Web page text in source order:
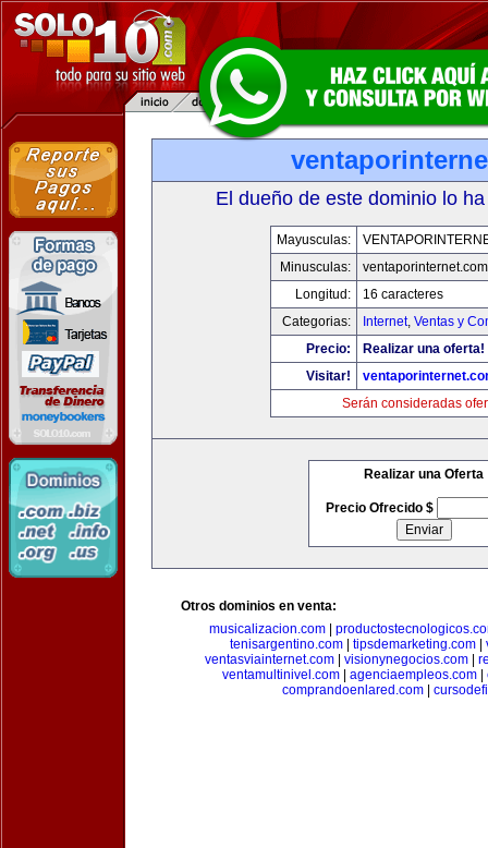
El dueño de este dominio lo
Mayusculas:
Minusculas:
ventaporinternet.com
Longitud:
16 caracteres
Categorias:
Internet, Ventas y
Precio:
Realizar una oferta!
Visitar!
Serán consideradas
Realizar una Oferta
Precio Ofrecido $
Otros dominios en venta:
musicalizacion.com|
tenisargentino.com
tipsdemarketing.com
ventasviainternet.com
visionynegocios.com
ventamultinivel.com| agenciaempleos.com|
comprandoenlared.com|